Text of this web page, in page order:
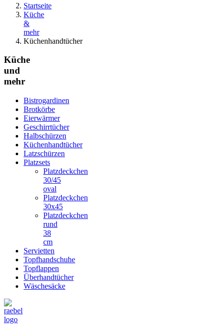
Startseite
Küche
&
mehr
Küchenhandtücher
Küche
und
mehr
Bistrogardinen
Brotkörbe
Eierwärmer
Geschirrtücher
Halbschürzen
Küchenhandtücher
Latzschürzen
Platzsets
Platzdeckchen
30/45
oval
Platzdeckchen
30x45
Platzdeckchen
rund
38
cm
Servietten
Topfhandschuhe
Topflappen
Überhandtücher
Wäschesäcke